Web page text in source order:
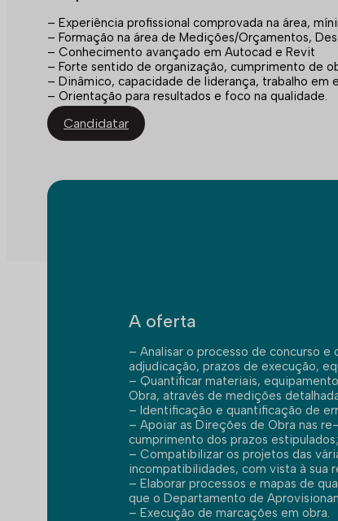
– Experiência profissional comprovada na área,
– Formação na área de Medições/Orçamentos,
– Conhecimento avançado em Autocad e Revit
– Forte sentido de organização, cumprimento de
– Dinâmico, capacidade de liderança, trabalho
– Orientação para resultados e foco na qualidade.
Candidatar
A oferta
– Analisar o processo de concurso
adjudicação, prazos de execução,
– Quantificar materiais,
Obra, através de medições
– Identificação e quantificação de
– Apoiar as Direções de Obra nas
cumprimento dos prazos estipulados;
– Compatibilizar os projetos das
incompatibilidades, com vista à sua
– Elaborar processos e mapas de
que o Departamento de
– Execução de marcações em obra.